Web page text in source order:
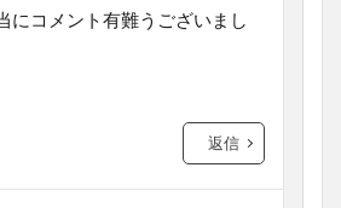
にコメント有難うございまし
返信